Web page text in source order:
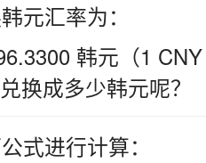
元汇率为：
韩元（1
换成多少韩元呢？
式进行计算：